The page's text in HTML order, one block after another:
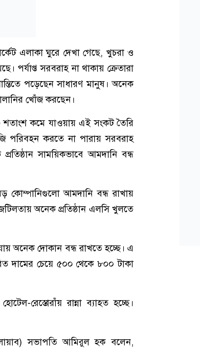
এলাকা ঘুরে দেখা গেছে, খুচরা ও
পর্যাপ্ত সরবরাহ না থাকায় ক্রেতারা
পড়েছেন সাধারণ মানুষ। অনেক
খোঁজ করছেন।
শতাংশ কমে যাওয়ায় এই সংকট তৈরি
পরিবহন করতে না পারায় সরবরাহ
সাময়িকভাবে আমদানি বন্ধ
কোম্পানিগুলো আমদানি বন্ধ রাখায়
অনেক প্রতিষ্ঠান এলসি খুলতে
অনেক দোকান বন্ধ রাখতে হচ্ছে। এ
দামের চেয়ে ৫০০ থেকে ৮০০ টাকা
রেস্তোরাঁয় রান্না ব্যাহত হচ্ছে।
সভাপতি আমিরুল হক বলেন,